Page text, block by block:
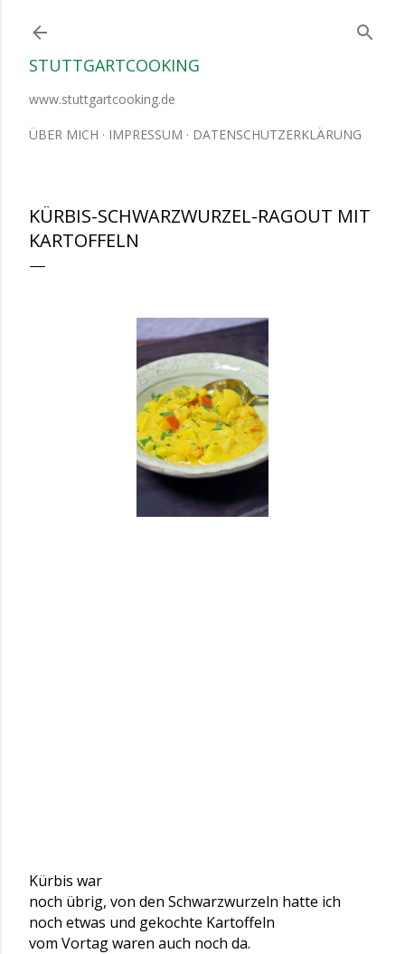
STUTTGARTCOOKING
www.stuttgartcooking.de
ÜBER MICH IMPRESSUM DATENSCHUTZERKLÄRUNG
KÜRBIS-SCHWARZWURZEL-RAGOUT MIT
KARTOFFELN
Kürbis war
noch übrig, von den Schwarzwurzeln hatte ich
noch etwas und gekochte Kartoffeln
vom Vortag waren auch noch da.